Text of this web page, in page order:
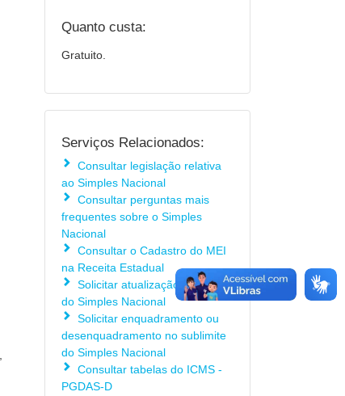
Quanto custa:
Gratuito.
Serviços Relacionados:
Consultar legislação relativa
ao Simples Nacional
Consultar perguntas mais
frequentes sobre o Simples
Nacional
Consultar o Cadastro do MEI
na Receita Estadual
Solicitar atualização cadastral
do Simples Nacional
Solicitar enquadramento ou
desenquadramento no sublimite
do Simples Nacional
Consultar tabelas do ICMS -
PGDAS-D